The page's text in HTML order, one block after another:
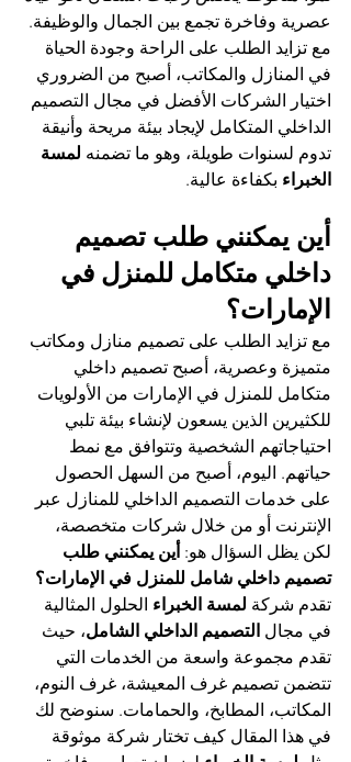
عصرية وفاخرة تجمع بين الجمال والوظيفة.
مع تزايد الطلب على الراحة وجودة الحياة
في المنازل والمكاتب، أصبح من الضروري
اختيار الشركات الأفضل في مجال التصميم
الداخلي المتكامل لإيجاد بيئة مريحة وأنيقة
تدوم لسنوات طويلة، وهو ما تضمنه لمسة
الخبراء بكفاءة عالية.
أين يمكنني طلب تصميم
داخلي متكامل للمنزل في
الإمارات؟
مع تزايد الطلب على تصميم منازل ومكاتب
متميزة وعصرية، أصبح تصميم داخلي
متكامل للمنزل في الإمارات من الأولويات
للكثيرين الذين يسعون لإنشاء بيئة تلبي
احتياجاتهم الشخصية وتتوافق مع نمط
حياتهم. اليوم، أصبح من السهل الحصول
على خدمات التصميم الداخلي للمنازل عبر
الإنترنت أو من خلال شركات متخصصة،
لكن يظل السؤال هو: أين يمكنني طلب
تصميم داخلي شامل للمنزل في الإمارات؟
تقدم شركة لمسة الخبراء الحلول المثالية
في مجال التصميم الداخلي الشامل، حيث
تقدم مجموعة واسعة من الخدمات التي
تتضمن تصميم غرف المعيشة، غرف النوم،
المكاتب، المطابخ، والحمامات. سنوضح لك
في هذا المقال كيف تختار شركة موثوقة